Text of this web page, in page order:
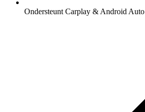
Ondersteunt Carplay & Android Auto